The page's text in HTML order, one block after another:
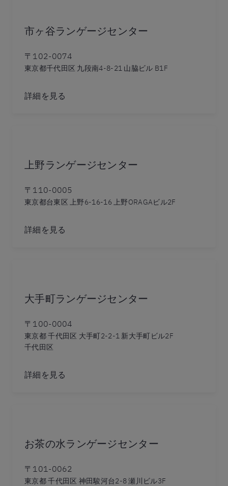
市ヶ谷ランゲージセンター
〒102-0074
東京都千代田区 九段南4-8-21 山脇ビル B1F
詳細を見る
上野ランゲージセンター
〒110-0005
東京都台東区 上野6-16-16 上野ORAGAビル2F
詳細を見る
大手町ランゲージセンター
〒100-0004
東京都 千代田区 大手町2-2-1 新大手町ビル2F
千代田区
詳細を見る
お茶の水ランゲージセンター
〒101-0062
東京都 千代田区 神田駿河台2-8 瀬川ビル3F